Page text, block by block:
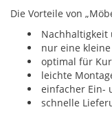
Die Vorteile von
Nachhaltigkeit
nur eine
optimal für
leichte
einfacher Ein-
schnelle